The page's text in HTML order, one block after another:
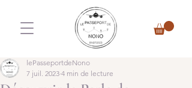
lePasseportdeNono
7 juil. 2023 4 min de lecture